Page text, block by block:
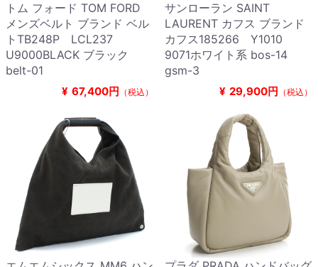
トム フォード TOM FORD
メンズベルト ブランド ベル
トTB248P LCL237
U9000BLACK ブラック
belt-01
¥ 67,400円 （税込）
サンローラン SAINT
LAURENT カフス ブランド
カフス185266 Y1010
9071ホワイト系 bos-14
gsm-3
¥ 29,900円 （税込）